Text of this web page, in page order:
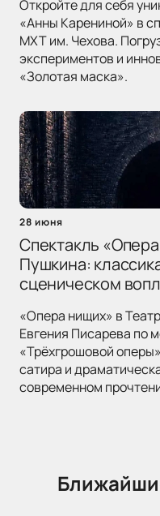
Откройте для себя
«Анны Карениной» в
МХТ им. Чехова.
экспериментов и
«Золотая маска».
28 июня
Спектакль
Пушкина:
сценическом
«Опера нищих» в
Евгения Писарева по
«Трёхгрошовой
сатира и
современном